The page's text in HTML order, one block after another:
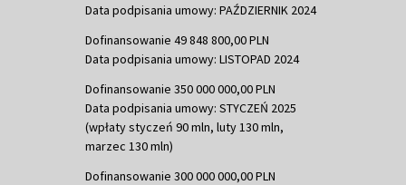
Data podpisania umowy: PAŹDZIERNIK 2024
Dofinansowanie 49 848 800,00 PLN
Data podpisania umowy: LISTOPAD 2024
Dofinansowanie 350 000 000,00 PLN
Data podpisania umowy: STYCZEŃ 2025
(wpłaty styczeń 90 mln, luty 130 mln,
marzec 130 mln)
Dofinansowanie 300 000 000,00 PLN